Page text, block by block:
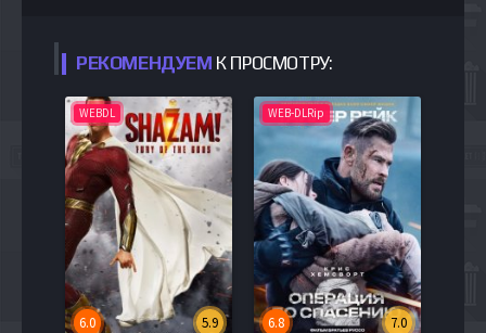
РЕКОМЕНДУЕМ К ПРОСМОТРУ:
WEBDL
5.9
6.0
WEB-DLRip
7.0
6.8